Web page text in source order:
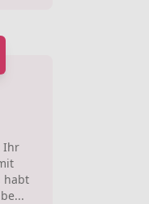
Ihr
habt